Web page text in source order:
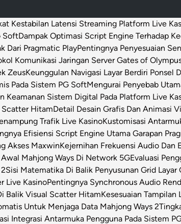
Kestabilan Latensi Streaming Platform Live
SoftDampak Optimasi Script Engine Terhadap
Dari Pragmatic PlayPentingnya Penyesuaian
Komunikasi Jaringan Server Gates of
ZeusKeunggulan Navigasi Layar Berdiri Ponsel
Pada Sistem PG SoftMengurai Penyebab
Keamanan Sistem Digital Pada Platform Live
Scatter HitamDetail Desain Grafis Dan Animasi
Trafik Live KasinoKustomisasi
Efisiensi Script Engine Utama Garapan
Akses MaxwinKejernihan Frekuensi Audio Dan
Mahjong Ways Di Network 5GEvaluasi
Sisi Matematika Di Balik Penyusunan Grid
Live KasinoPentingnya Synchronous Audio
Balik Visual Scatter HitamKesesuaian Tampilan
Untuk Menjaga Data Mahjong Ways 2
Integrasi Antarmuka Pengguna Pada Sistem